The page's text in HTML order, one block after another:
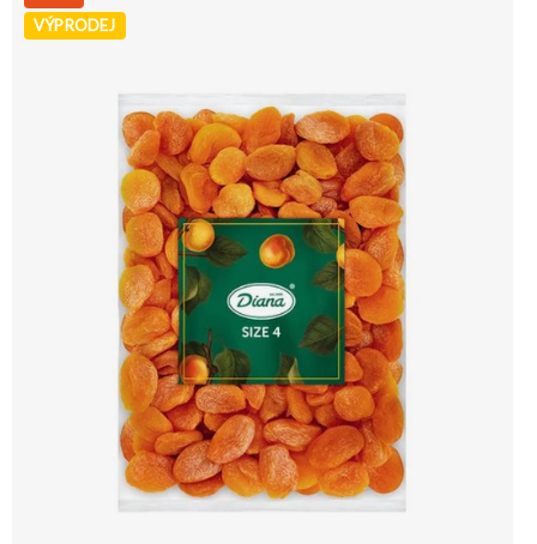
VÝPRODEJ